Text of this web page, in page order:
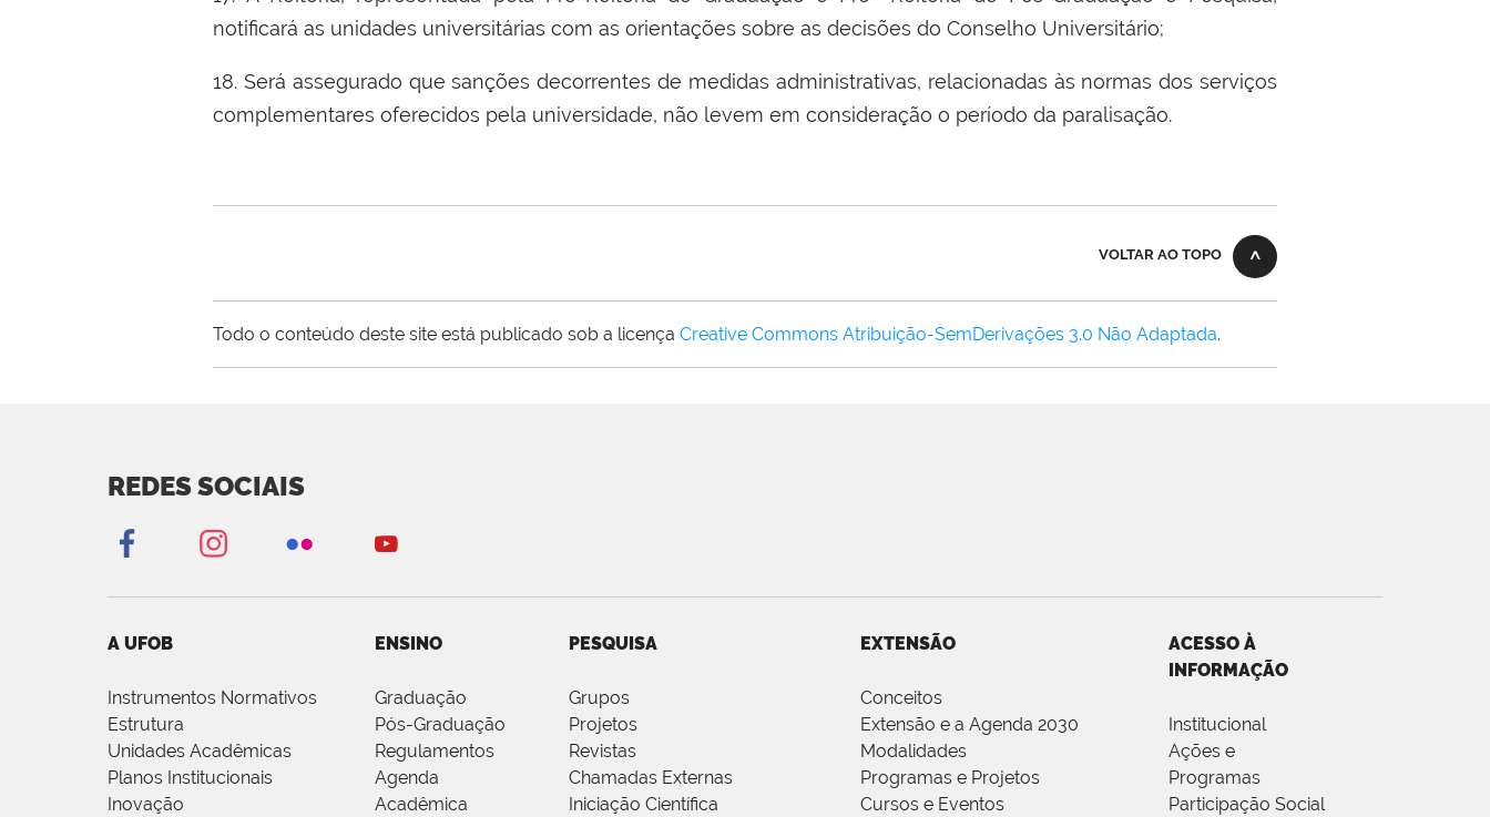
notificará as unidades universitárias com as orientações sobre as decisões do Conselho Universitário;
18. Será assegurado que sanções decorrentes de medidas administrativas, relacionadas às normas dos serviços
complementares oferecidos pela universidade, não levem em consideração o período da paralisação.
VOLTAR AO TOPO
Todo o conteúdo deste site está publicado sob a licença Creative Commons Atribuição-SemDerivações 3.0 Não Adaptada.
REDES SOCIAIS
A UFOB
Instrumentos Normativos
Estrutura
Unidades Acadêmicas
Planos Institucionais
Inovação
ENSINO
Graduação
Pós-Graduação
Regulamentos
Agenda
Acadêmica
PESQUISA
Grupos
Projetos
Revistas
Chamadas Externas
Iniciação Científica
EXTENSÃO
Conceitos
Extensão e a Agenda 2030
Modalidades
Programas e Projetos
Cursos e Eventos
ACESSO À
INFORMAÇÃO
Institucional
Ações e
Programas
Participação Social